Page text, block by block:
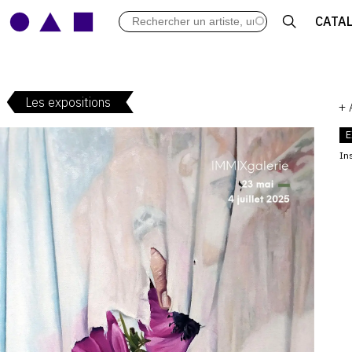
ARCHIVES DES EXPOSITIONS
Les expositions +